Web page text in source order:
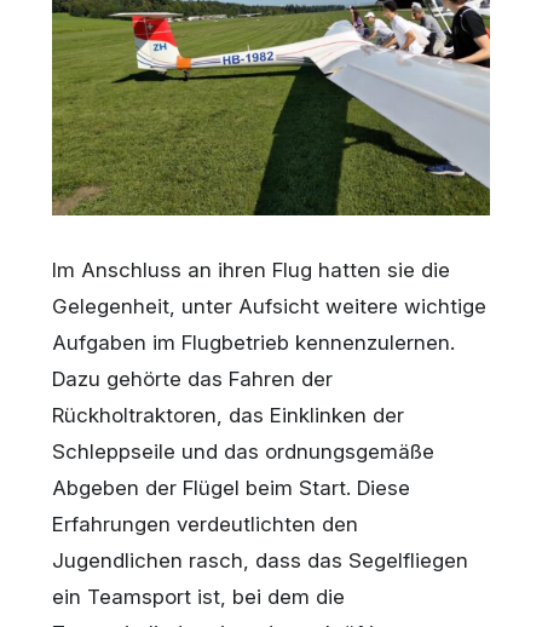
Im Anschluss an ihren Flug hatten sie die
Gelegenheit, unter Aufsicht weitere wichtige
Aufgaben im Flugbetrieb kennenzulernen.
Dazu gehörte das Fahren der
Rückholtraktoren, das Einklinken der
Schleppseile und das ordnungsgemäße
Abgeben der Flügel beim Start. Diese
Erfahrungen verdeutlichten den
Jugendlichen rasch, dass das Segelfliegen
ein Teamsport ist, bei dem die